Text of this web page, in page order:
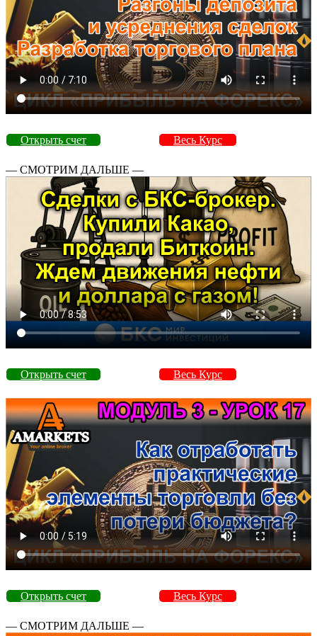
Открыть счет Весь Курс
— СМОТРИМ ДАЛЬШЕ —
Открыть счет Весь Курс
Открыть счет Весь Курс
— СМОТРИМ ДАЛЬШЕ —